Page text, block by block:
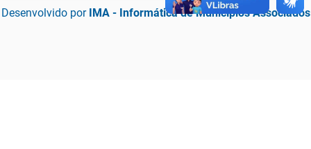
Desenvolvido por IMA - Informática de Municípios Associados